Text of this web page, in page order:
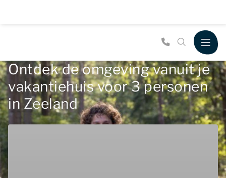
Ontdek de omgeving vanuit je
vakantiehuis voor 3 personen
in Zeeland